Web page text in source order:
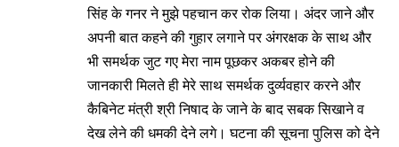
सिंह के गनर ने मुझे पहचान कर रोक लिया। अंदर जाने और
अपनी बात कहने की गुहार लगाने पर अंगरक्षक के साथ और
भी समर्थक जुट गए मेरा नाम पूछकर अकबर होने की
जानकारी मिलते ही मेरे साथ समर्थक दुर्व्यवहार करने और
कैबिनेट मंत्री श्री निषाद के जाने के बाद सबक सिखाने व
देख लेने की धमकी देने लगे। घटना की सूचना पुलिस को देने